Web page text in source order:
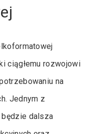
ciągłemu rozwojowi
na
Jednym z
dalsza